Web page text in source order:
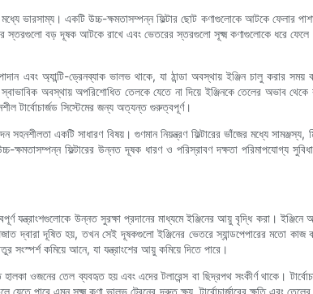
ভারসাম্য। একটি উচ্চ-ক্ষমতাসম্পন্ন ফিল্টার ছোট কণাগুলোকে আটকে ফেলার
স্তরগুলো বড় দূষক আটকে রাখে এবং ভেতরের স্তরগুলো সূক্ষ্ম কণাগুলোকে ধরে
এবং অ্যান্টি-ড্রেনব্যাক ভালভ থাকে, যা ঠান্ডা অবস্থায় ইঞ্জিন চালু করার
অবস্থায় অপরিশোধিত তেলকে যেতে না দিয়ে ইঞ্জিনকে তেলের অভাব থেকে
টার্বোচার্জড সিস্টেমের জন্য অত্যন্ত গুরুত্বপূর্ণ।
একটি সাধারণ বিষয়। গুণমান নিয়ন্ত্রণ ফিল্টারের ভাঁজের মধ্যে
ক্ষমতাসম্পন্ন ফিল্টারের উন্নত দূষক ধারণ ও পরিস্রাবণ দক্ষতা পরিমাপযোগ্য
যন্ত্রাংশগুলোকে উন্নত সুরক্ষা প্রদানের মাধ্যমে ইঞ্জিনের আয়ু বৃদ্ধি করা।
দ্বারা দূষিত হয়, তখন সেই দূষকগুলো ইঞ্জিনের ভেতরে স্যান্ডপেপারের মতো
সংস্পর্শ কমিয়ে আনে, যা যন্ত্রাংশের আয়ু কমিয়ে দিতে পারে।
ওজনের তেল ব্যবহৃত হয় এবং এদের টলারেন্স বা ছিদ্রপথ সংকীর্ণ থাকে।
পারে এমন সূক্ষ্ম কণা ভালভ ট্রেনের দ্রুত ক্ষয়, টার্বোচার্জারের ক্ষতি এবং